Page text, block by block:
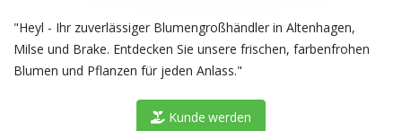
"Heyl - Ihr zuverlässiger Blumengroßhändler in Altenhagen,
Milse und Brake. Entdecken Sie unsere frischen, farbenfrohen
Blumen und Pflanzen für jeden Anlass."
Kunde werden